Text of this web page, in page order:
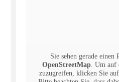
Sie sehen gerade
OpenStreetMap. Um auf
zuzugreifen, klicken Sie